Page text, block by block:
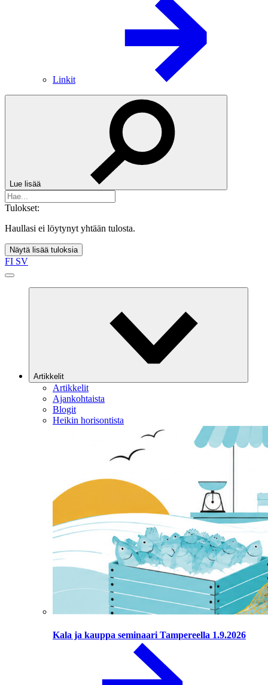
Linkit
Lue lisää
Tulokset:
Haullasi ei löytynyt yhtään tulosta.
Näytä lisää tuloksia
FI SV
Artikkelit
Artikkelit
Ajankohtaista
Blogit
Heikin horisontista
Kala ja kauppa seminaari Tampereella 1.9.2026